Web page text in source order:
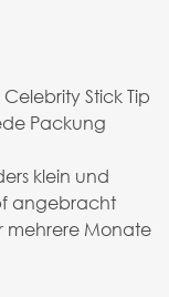
Stick Tip
Packung
klein und
angebracht
mehrere Monate